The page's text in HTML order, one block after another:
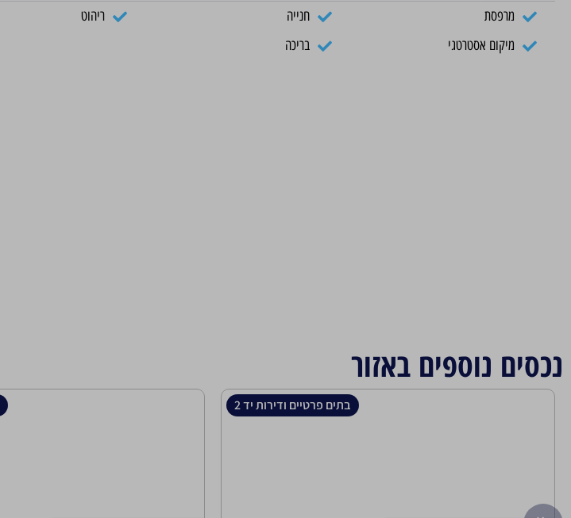
מרפסת חנייה
ריהוט
מיקום אסטרטגי
בריכה
נכסים נוספים באזור
בתים פרטיים ודירות יד 2